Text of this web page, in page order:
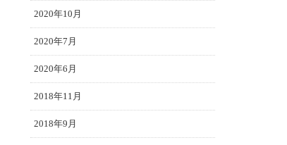
2020年10月
2020年7月
2020年6月
2018年11月
2018年9月